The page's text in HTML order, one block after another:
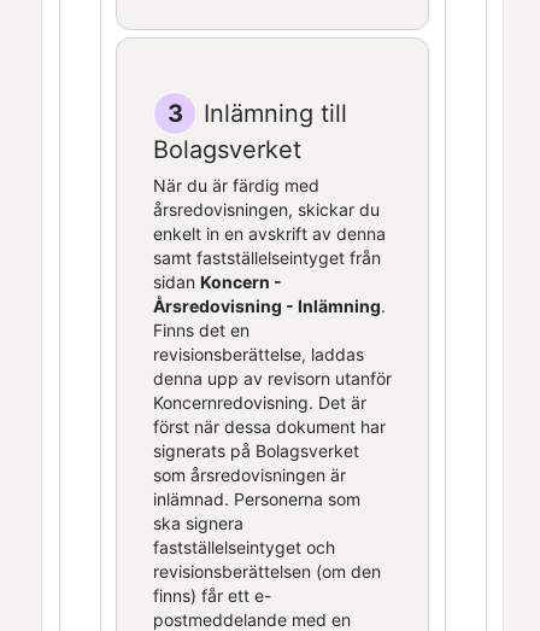
3
Inlämning till
Bolagsverket
När du är färdig med
årsredovisningen, skickar du
enkelt in en avskrift av denna
samt fastställelseintyget från
sidanKoncern -
Årsredovisning - Inlämning.
Finns det en
revisionsberättelse, laddas
denna upp av revisorn utanför
Koncernredovisning. Det är
först när dessa dokument har
signerats på Bolagsverket
som årsredovisningen är
inlämnad. Personerna som
ska signera
fastställelseintyget och
revisionsberättelsen (om den
finns) får ett e-
postmeddelande med en